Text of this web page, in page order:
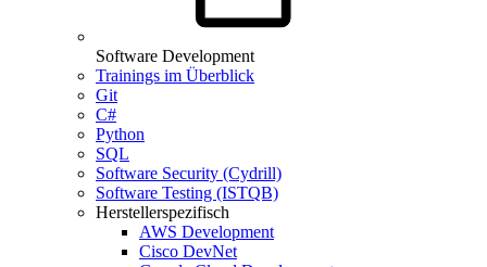
Software Development
Trainings im Überblick
Git
C#
Python
SQL
Software Security (Cydrill)
Software Testing (ISTQB)
Herstellerspezifisch
AWS Development
Cisco DevNet